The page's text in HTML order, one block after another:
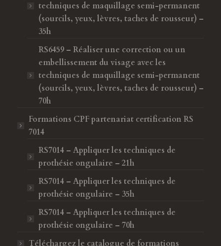
techniques de maquillage semi-permanent
(sourcils, yeux, lèvres, taches de rousseur) –
35h
RS6459 – Réaliser une correction ou un
embellissement du visage avec les
techniques de maquillage semi-permanent
(sourcils, yeux, lèvres, taches de rousseur) –
70h
Formations CPFpartenariat certification RS
7014
RS7014 – Appliquer les techniques de
prothésie ongulaire – 21h
RS7014 – Appliquer les techniques de
prothésie ongulaire – 35h
RS7014 – Appliquer les techniques de
prothésie ongulaire – 70h
Téléchargez le catalogue de formations